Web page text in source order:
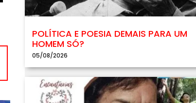
POLÍTICA E POESIA DEMAIS PARA UM
HOMEM SÓ?
05/08/2026